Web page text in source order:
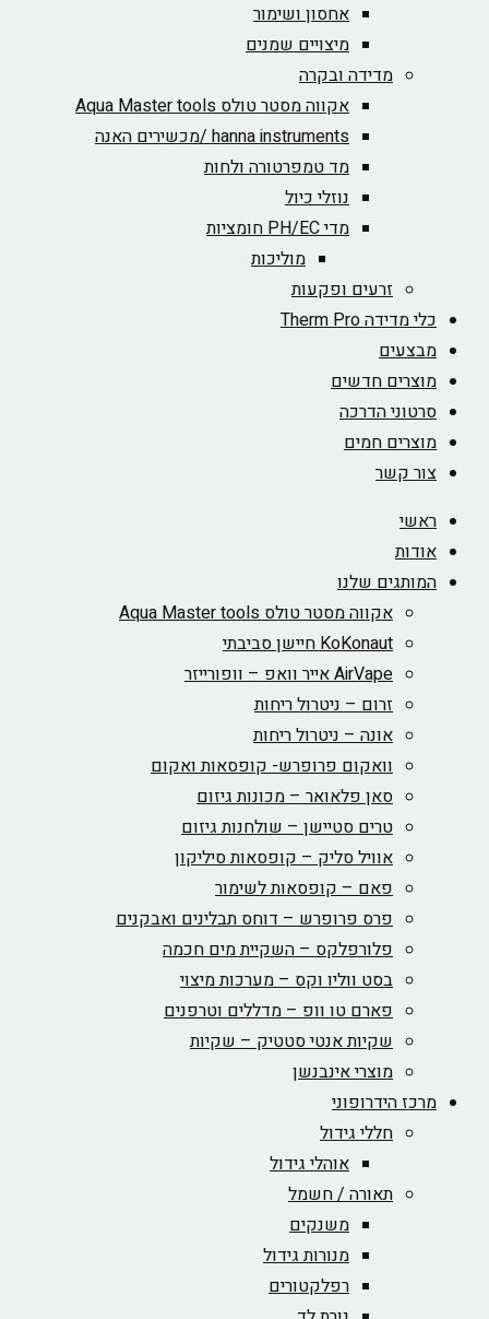
אחסון ושימור
מיצויים שמנים
מדידה ובקרה
אקווה מסטר טולס Aqua Master tools
hanna instruments /מכשירים האנה
מד טמפרטורה ולחות
נוזלי כיול
מדי PH/EC חומציות
מוליכות
זרעים ופקעות
כלי מדידה Therm Pro
מבצעים
מוצרים חדשים
סרטוני הדרכה
מוצרים חמים
צור קשר
ראשי
אודות
המותגים שלנו
אקווה מסטר טולס Aqua Master tools
KoKonaut חיישן סביבתי
AirVape אייר וואפ – וופורייזר
זרום – ניטרול ריחות
אונה – ניטרול ריחות
וואקום פרופרש- קופסאות ואקום
סאן פלאואר – מכונות גיזום
טרים סטיישן – שולחנות גיזום
אוויל סליק – קופסאות סיליקון
פאם – קופסאות לשימור
פרס פרופרש – דוחס תבלינים ואבקנים
פלורפלקס – השקיית מים חכמה
בסט ווליו וקס – מערכות מיצוי
פארם טו וופ – מדללים וטרפנים
שקיות אנטי סטטיק – שקיות
מוצרי אינבנשן
מרכז הידרופוני
חללי גידול
אוהלי גידול
תאורה / חשמל
משנקים
מנורות גידול
רפלקטורים